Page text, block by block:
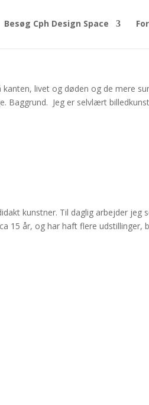
Besøg Cph Design Space
livet og døden og de mere
Baggrund. Jeg er selvlært
kunstner. Til daglig arbejder jeg
15 år, og har haft flere udstillinger,